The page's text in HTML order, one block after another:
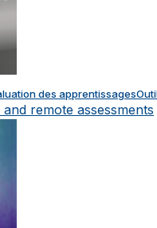
des apprentissages
remote assessments